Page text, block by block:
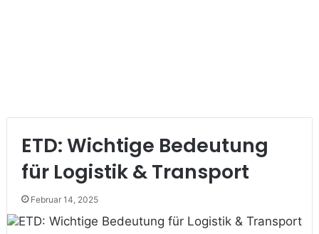
ETD: Wichtige Bedeutung
für Logistik & Transport
Februar 14, 2025